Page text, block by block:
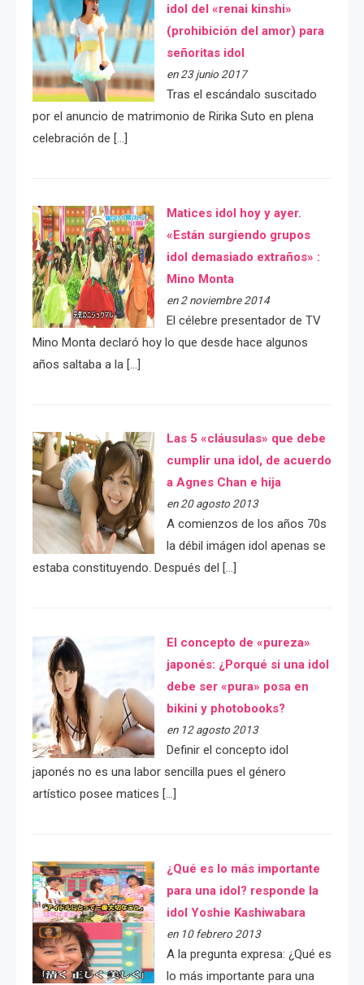
idol del «renai kinshi»
(prohibición del amor) para
señoritas idol
en 23 junio 2017
Tras el escándalo suscitado
por el anuncio de matrimonio de Ririka Suto en plena
celebración de […]
Matices idol hoy y ayer.
«Están surgiendo grupos
idol demasiado extraños» :
Mino Monta
en 2 noviembre 2014
El célebre presentador de TV
Mino Monta declaró hoy lo que desde hace algunos
años saltaba a la […]
Las 5 «cláusulas» que debe
cumplir una idol, de acuerdo
a Agnes Chan e hija
en 20 agosto 2013
A comienzos de los años 70s
la débil imágen idol apenas se
estaba constituyendo. Después del […]
El concepto de «pureza»
japonés: ¿Porqué si una idol
debe ser «pura» posa en
bikini y photobooks?
en 12 agosto 2013
Definir el concepto idol
japonés no es una labor sencilla pues el género
artístico posee matices […]
¿Qué es lo más importante
para una idol? responde la
idol Yoshie Kashiwabara
en 10 febrero 2013
A la pregunta expresa: ¿Qué es
lo más importante para una